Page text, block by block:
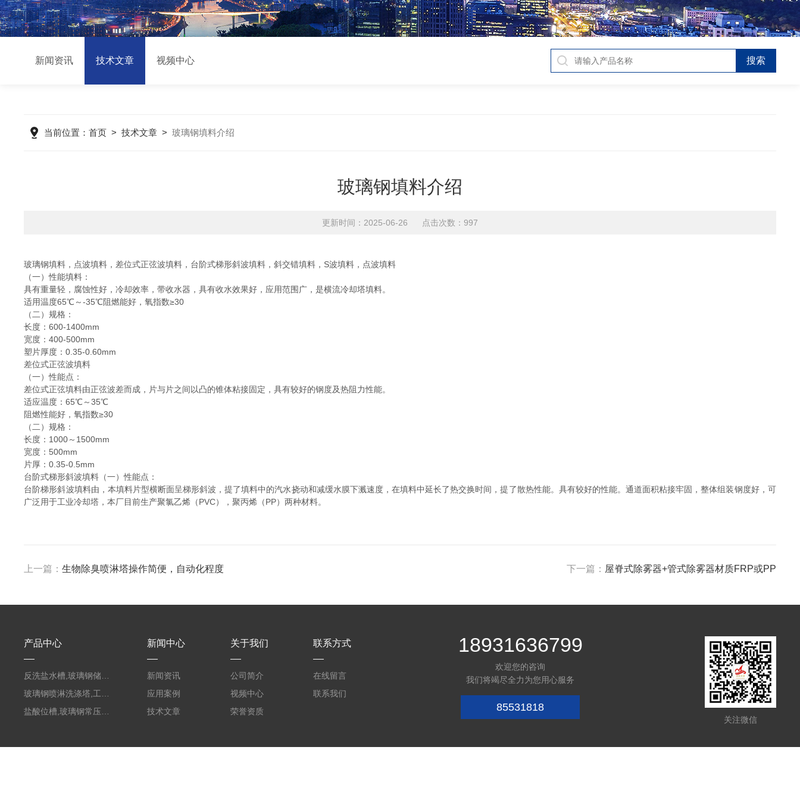
新闻资讯 技术文章 视频中心
当前位置：首页 >技术文章 >玻璃钢填料介绍
玻璃钢填料介绍
更新时间：2025-06-26 点击次数：997
玻璃钢填料，点波填料，差位式正弦波填料，台阶式梯形斜波填料，斜交错填料，S波填料，点波填料
（一）性能填料：
具有重量轻，腐蚀性好，冷却效率，带收水器，具有收水效果好，应用范围广，是横流冷却塔填料。
适用温度65℃～-35℃阻燃能好，氧指数≥30
（二）规格：
长度：600-1400mm
宽度：400-500mm
塑片厚度：0.35-0.60mm
差位式正弦波填料
（一）性能点：
差位式正弦填料由正弦波差而成，片与片之间以凸的锥体粘接固定，具有较好的钢度及热阻力性能。
适应温度：65℃～35℃
阻燃性能好，氧指数≥30
（二）规格：
长度：1000～1500mm
宽度：500mm
片厚：0.35-0.5mm
台阶式梯形斜波填料（一）性能点：
台阶梯形斜波填料由，本填料片型横断面呈梯形斜波，提了填料中的汽水挠动和减缓水膜下溅速度，在填料中延长了热交换时间，提了散热性能。具有较好的性能。通道面积粘接牢固，整体组装钢度好，可
广泛用于工业冷却塔，本厂目前生产聚氯乙烯（PVC），聚丙烯（PP）两种材料。
上一篇：生物除臭喷淋塔操作简便，自动化程度 下一篇： 屋脊式除雾器+管式除雾器材质FRP或PP
产品中心 新闻中心
新闻资讯
应用案例
技术文章
关于我们
公司简介
视频中心
荣誉资质
联系方式
在线留言
联系我们
18931636799
欢迎您的咨询
我们将竭尽全力为您用心服务
85531818
关注微信